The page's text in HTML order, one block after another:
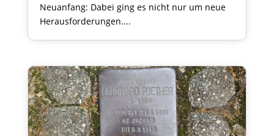
Neuanfang: Dabei ging es nicht nur um neue
Herausforderungen....